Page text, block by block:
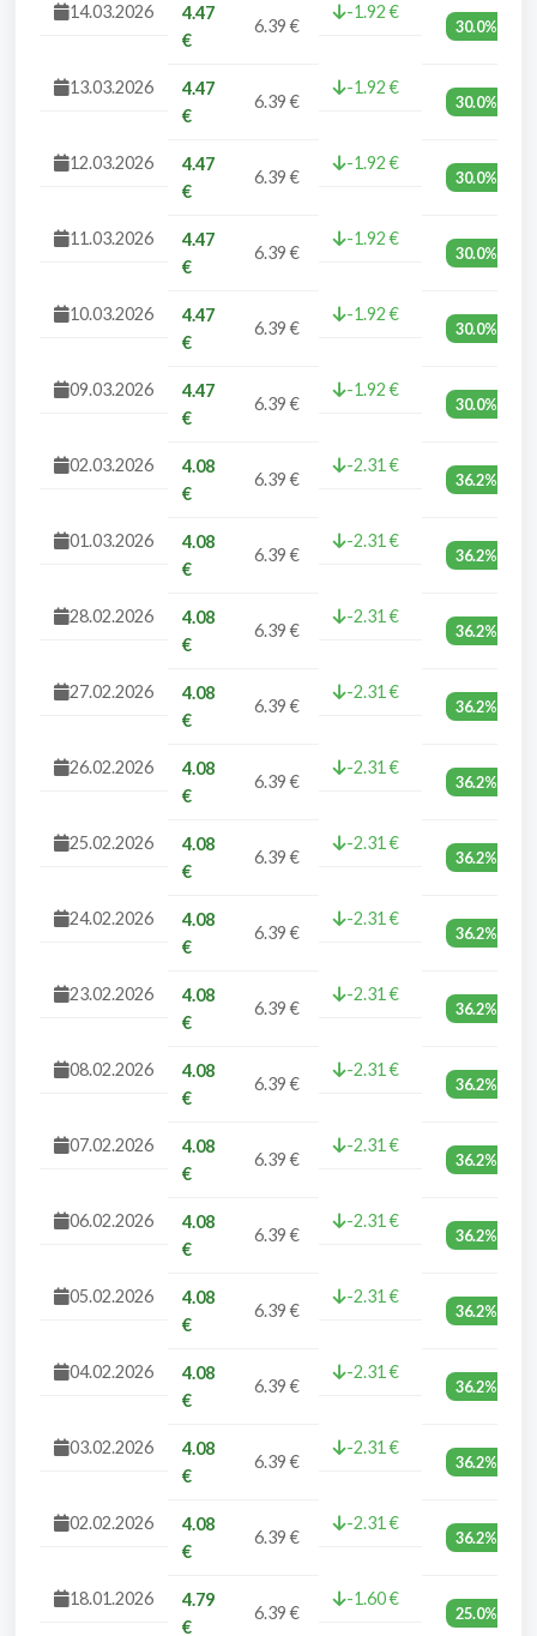
14.03.2026
4.47
€
6.39 €
-1.92 €
30.0%
13.03.2026
4.47
€
6.39 €
-1.92 €
30.0%
12.03.2026
4.47
€
6.39 €
-1.92 €
30.0%
11.03.2026
4.47
€
6.39 €
-1.92 €
30.0%
10.03.2026
4.47
€
6.39 €
-1.92 €
30.0%
09.03.2026
4.47
€
6.39 €
-1.92 €
30.0%
02.03.2026
4.08
€
6.39 €
-2.31 €
36.2%
01.03.2026
4.08
€
6.39 €
-2.31 €
36.2%
28.02.2026
4.08
€
6.39 €
-2.31 €
36.2%
27.02.2026
4.08
€
6.39 €
-2.31 €
36.2%
26.02.2026
4.08
€
6.39 €
-2.31 €
36.2%
25.02.2026
4.08
€
6.39 €
-2.31 €
36.2%
24.02.2026
4.08
€
6.39 €
-2.31 €
36.2%
23.02.2026
4.08
€
6.39 €
-2.31 €
36.2%
08.02.2026
4.08
€
6.39 €
-2.31 €
36.2%
07.02.2026
4.08
€
6.39 €
-2.31 €
36.2%
06.02.2026
4.08
€
6.39 €
-2.31 €
36.2%
05.02.2026
4.08
€
6.39 €
-2.31 €
36.2%
04.02.2026
4.08
€
6.39 €
-2.31 €
36.2%
03.02.2026
4.08
€
6.39 €
-2.31 €
36.2%
02.02.2026
4.08
€
6.39 €
-2.31 €
36.2%
18.01.2026
4.79
€
6.39 €
-1.60 €
25.0%